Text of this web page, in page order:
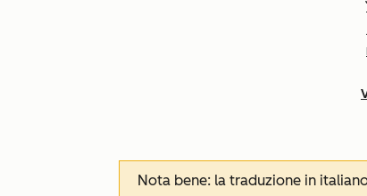
Nota bene: la traduzione in